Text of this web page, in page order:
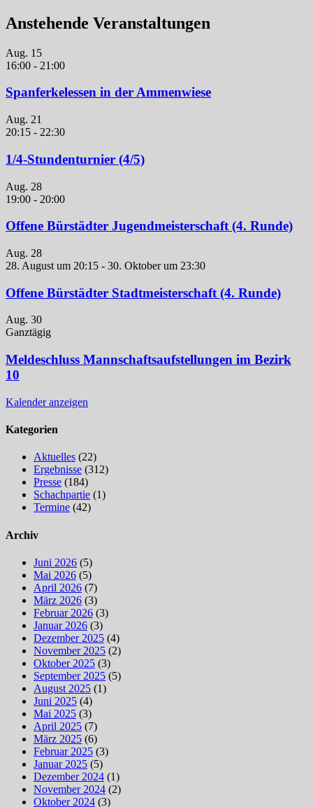
Anstehende Veranstaltungen
Aug. 15
16:00 - 21:00
Spanferkelessen in der Ammenwiese
Aug. 21
20:15 - 22:30
1/4-Stundenturnier (4/5)
Aug. 28
19:00 - 20:00
Offene Bürstädter Jugendmeisterschaft (4. Runde)
Aug. 28
28. August um 20:15 - 30. Oktober um 23:30
Offene Bürstädter Stadtmeisterschaft (4. Runde)
Aug. 30
Ganztägig
Meldeschluss Mannschaftsaufstellungen im Bezirk
10
Kalender anzeigen
Kategorien
Aktuelles (22)
Ergebnisse (312)
Presse (184)
Schachpartie (1)
Termine (42)
Archiv
Juni 2026 (5)
Mai 2026 (5)
April 2026 (7)
März 2026 (3)
Februar 2026 (3)
Januar 2026 (3)
Dezember 2025 (4)
November 2025 (2)
Oktober 2025 (3)
September 2025 (5)
August 2025 (1)
Juni 2025 (4)
Mai 2025 (3)
April 2025 (7)
März 2025 (6)
Februar 2025 (3)
Januar 2025 (5)
Dezember 2024 (1)
November 2024 (2)
Oktober 2024 (3)